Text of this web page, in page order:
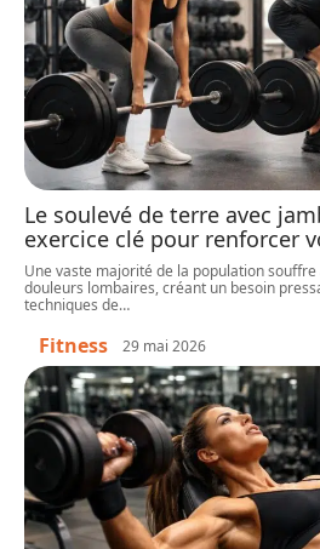
Le soulevé de terre avec
exercice clé pour renforcer
Une vaste majorité de la population
douleurs lombaires, créant un besoin
techniques de…
Fitness 29 mai 2026